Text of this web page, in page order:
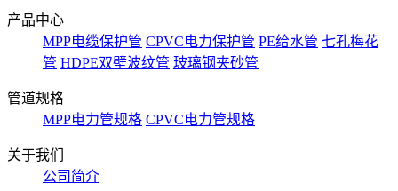
产品中心
MPP电缆保护管 CPVC电力保护管 PE给水管 七孔梅花
管 HDPE双壁波纹管 玻璃钢夹砂管
管道规格
MPP电力管规格 CPVC电力管规格
关于我们
公司简介